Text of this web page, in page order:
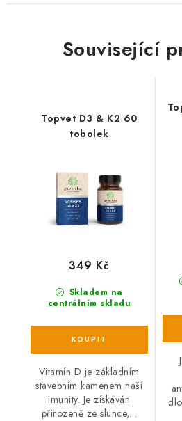
Související
Topvet D3 & K2 60
tobolek
Skladem na
centrálním skladu
349 Kč
Vitamín D je základním
stavebním kamenem naší
imunity. Je získáván
přirozeně ze slunce,...